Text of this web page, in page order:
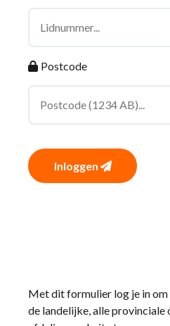
Postcode
Inloggen
Met dit formulier log je in om
de landelijke, alle provinciale